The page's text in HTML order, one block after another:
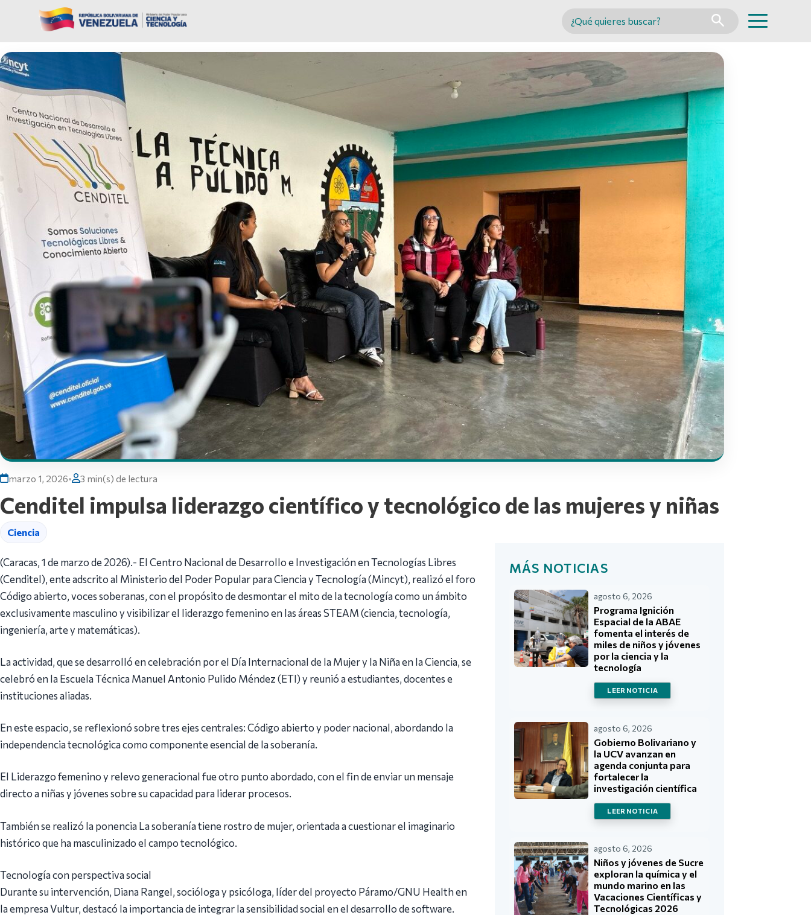
Buscar en MINCYT
marzo 1, 2026• 3 min(s) de lectura
Cenditel impulsa liderazgo científico y tecnológico de las mujeres y niñas
Ciencia
(Caracas, 1 de marzo de 2026).- El Centro Nacional de Desarrollo e Investigación en Tecnologías Libres
(Cenditel), ente adscrito al Ministerio del Poder Popular para Ciencia y Tecnología (Mincyt), realizó el foro
Código abierto, voces soberanas, con el propósito de desmontar el mito de la tecnología como un ámbito
exclusivamente masculino y visibilizar el liderazgo femenino en las áreas STEAM (ciencia, tecnología,
ingeniería, arte y matemáticas).
La actividad, que se desarrolló en celebración por el Día Internacional de la Mujer y la Niña en la Ciencia, se
celebró en la Escuela Técnica Manuel Antonio Pulido Méndez (ETI) y reunió a estudiantes, docentes e
instituciones aliadas.
En este espacio, se reflexionó sobre tres ejes centrales: Código abierto y poder nacional, abordando la
independencia tecnológica como componente esencial de la soberanía.
El Liderazgo femenino y relevo generacional fue otro punto abordado, con el fin de enviar un mensaje
directo a niñas y jóvenes sobre su capacidad para liderar procesos.
También se realizó la ponencia La soberanía tiene rostro de mujer, orientada a cuestionar el imaginario
histórico que ha masculinizado el campo tecnológico.
Tecnología con perspectiva social
Durante su intervención, Diana Rangel, socióloga y psicóloga, líder del proyecto Páramo/GNU Health en
la empresa Vultur, destacó la importancia de integrar la sensibilidad social en el desarrollo de software.
MÁS NOTICIAS
agosto 6, 2026
Programa Ignición
Espacial de la ABAE
fomenta el interés de
miles de niños y jóvenes
por la ciencia y la
tecnología
LEER NOTICIA
agosto 6, 2026
Gobierno Bolivariano y
la UCV avanzan en
agenda conjunta para
fortalecer la
investigación científica
LEER NOTICIA
agosto 6, 2026
Niños y jóvenes de Sucre
exploran la química y el
mundo marino en las
Vacaciones Científicas y
Tecnológicas 2026